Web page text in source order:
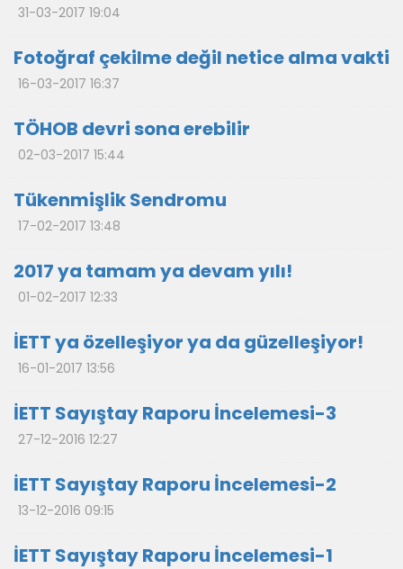
31-03-2017 19:04
Fotoğraf çekilme değil netice alma vakti
16-03-2017 16:37
TÖHOB devri sona erebilir
02-03-2017 15:44
Tükenmişlik Sendromu
17-02-2017 13:48
2017 ya tamam ya devam yılı!
01-02-2017 12:33
İETT ya özelleşiyor ya da güzelleşiyor!
16-01-2017 13:56
İETT Sayıştay Raporu İncelemesi-3
27-12-2016 12:27
İETT Sayıştay Raporu İncelemesi-2
13-12-2016 09:15
İETT Sayıştay Raporu İncelemesi-1